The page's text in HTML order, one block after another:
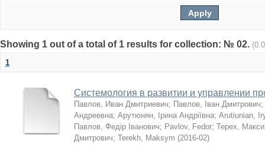
Showing 1 out of a total of 1 results for collection: № 02.
1
Системология в развитии и управлении
Павлов, Иван Дмитриевич; Павлов, Іван Дмитрович;
Андреевна; Арутюнян, Ірина Андріївна; Arutiunian,
Павлов, Федір Іванович; Pavlov, Fedor; Терех,
Дмитрович; Terekh, Maksym (2016-02)